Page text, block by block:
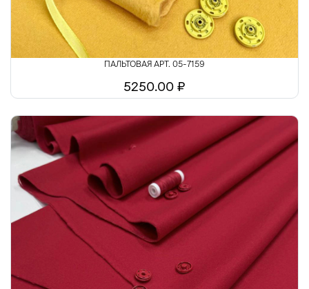
ПАЛЬТОВАЯ АРТ. 05-7159
5250.00 ₽